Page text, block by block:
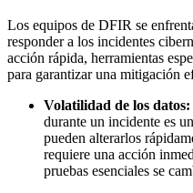
Los equipos de DFIR se
responder a los incidentes
acción rápida, herramientas
para garantizar una mitigación
Volatilidad de los datos:
durante un incidente es
pueden alterarlos
requiere una acción
pruebas esenciales se